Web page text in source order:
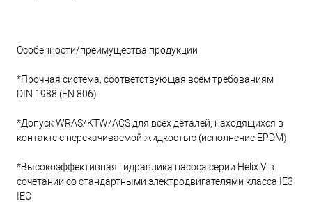
Особенности/преимущества продукции
*Прочная система, соответствующая всем требованиям
DIN 1988 (EN 806)
*Допуск WRAS/KTW/ACS для всех деталей, находящихся в
контакте с перекачиваемой жидкостью (исполнение EPDM)
*Высокоэффективная гидравлика насоса серии Helix V в
сочетании со стандартными электродвигателями класса IE3
IEC